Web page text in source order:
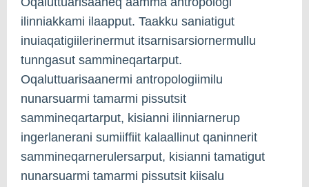
ilinniakkami ilaapput. Taakku saniatigut
inuiaqatigiilerinermut itsarnisarsiornermullu
tunngasut sammineqartarput.
Oqaluttuarisaanermi antropologiimilu
nunarsuarmi tamarmi pissutsit
sammineqartarput, kisianni ilinniarnerup
ingerlanerani sumiiffiit kalaallinut qaninnerit
sammineqarnerulersarput, kisianni tamatigut
nunarsuarmi tamarmi pissutsit kiisalu